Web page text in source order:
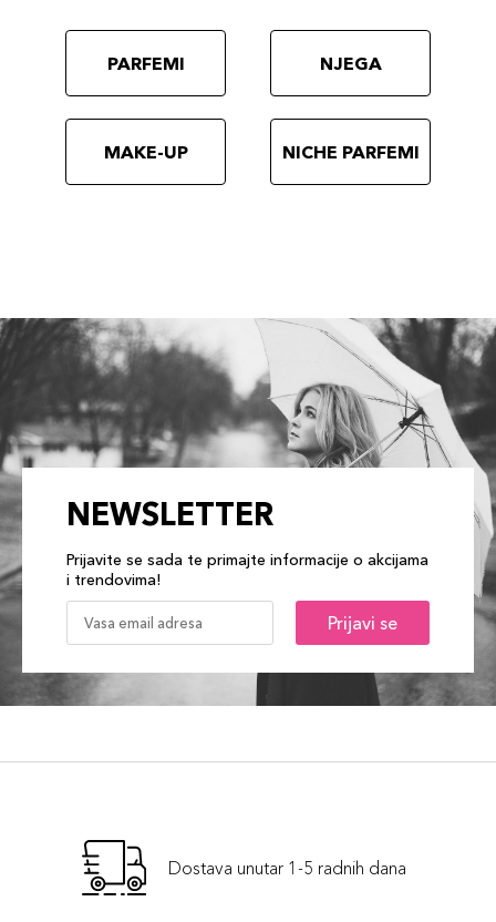
PARFEMI NJEGA
MAKE-UP NICHE PARFEMI
NEWSLETTER
Prijavite se sada te primajte informacije o akcijama
i trendovima!
Prijavi se
Dostava unutar 1-5 radnih dana